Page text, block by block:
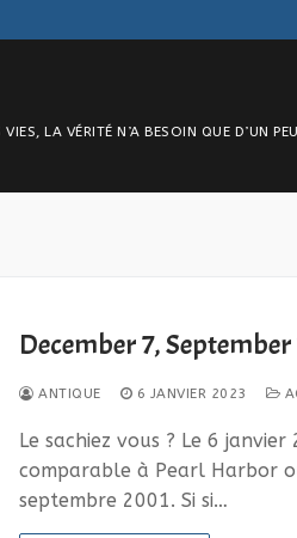
LA VÉRITÉ N’A BESOIN QUE D’UN
December 7,
ANTIQUE 6 JANVIER 2023
Le sachiez vous ? Le 6
comparable à Pearl Harbor
septembre 2001. Si si…